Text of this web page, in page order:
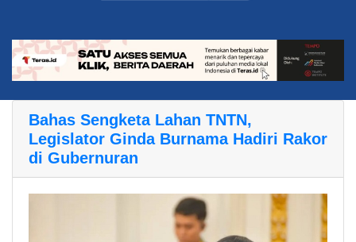
Bahas Sengketa Lahan TNTN,
Legislator Ginda Burnama Hadiri Rakor
di Gubernuran